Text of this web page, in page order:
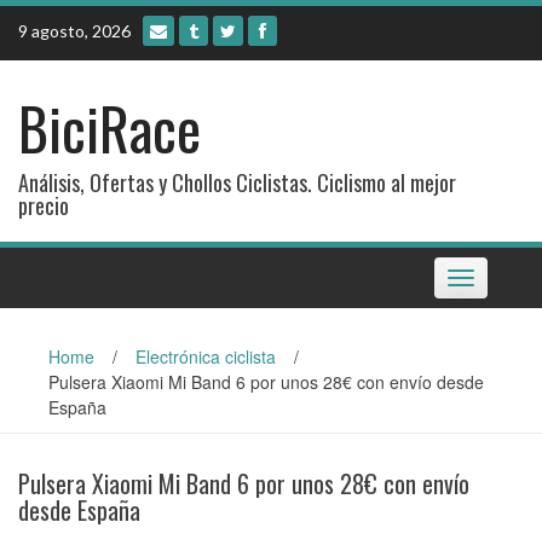
Skip
content
9 agosto, 2026
BiciRace
Análisis, Ofertas y Chollos Ciclistas. Ciclismo al mejor
precio
Toggle
navigation
Home / Electrónica ciclista
/
Pulsera Xiaomi Mi Band 6 por unos 28€ con envío desde
España
Pulsera Xiaomi Mi Band 6 por unos 28€ con envío
desde España